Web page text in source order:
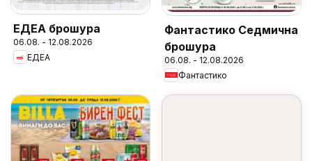
ЕДЕА брошура
06.08. - 12.08.2026
ЕДЕА
Фантастико Седмична
брошура
06.08. - 12.08.2026
Фантастико